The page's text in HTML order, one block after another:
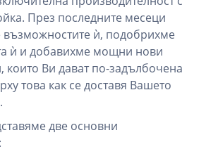
През последните месеци
ѝ, подобрихме
ѝ и добавихме мощни нови
които Ви дават по-задълбочена
това как се доставя Вашето
две основни